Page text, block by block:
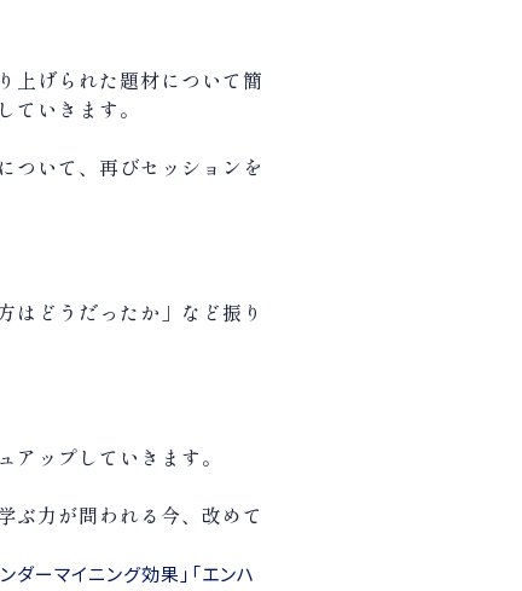
上げられた題材について簡
いきます。
ついて、再びセッションを
どうだったか」など振り
ップしていきます。
ぶ力が問われる今、改めて
ダーマイニング効果」「エンハ